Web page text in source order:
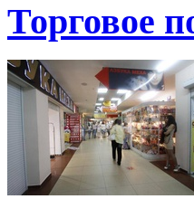
Торговое